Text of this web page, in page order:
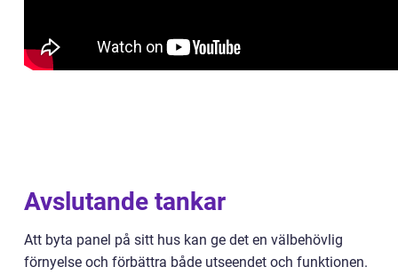
Avslutande tankar
Att byta panel på sitt hus kan ge det en välbehövlig
förnyelse och förbättra både utseendet och funktionen.